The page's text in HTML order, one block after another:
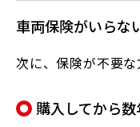
車両保険がいらな
次に、保険が不要な
購入してから